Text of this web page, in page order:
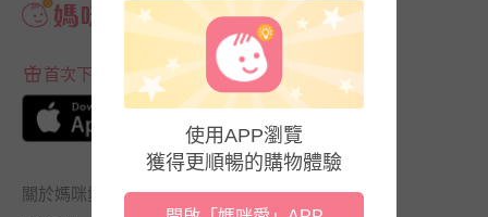
首次下載APP送$100折價券
關於媽咪愛
使用APP瀏覽
獲得更順暢的購物體驗